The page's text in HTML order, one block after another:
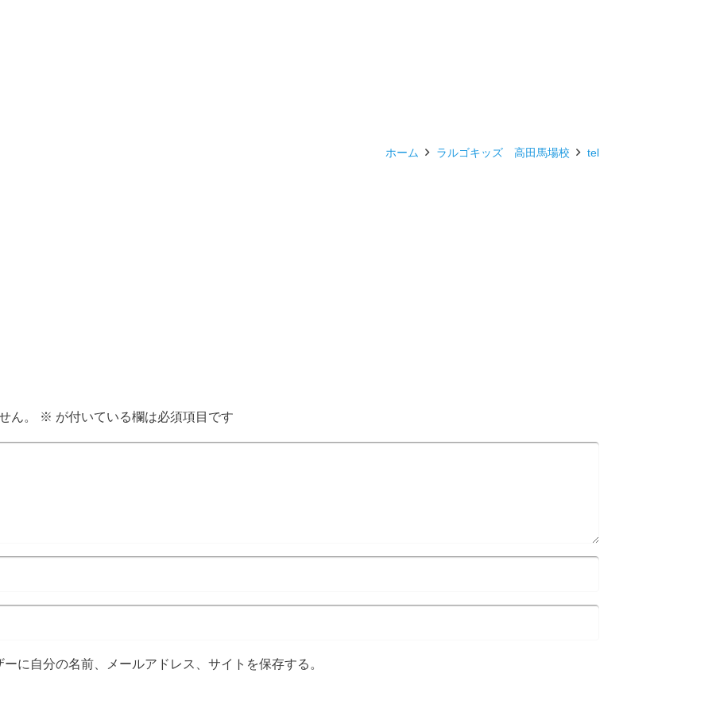
ホーム ラルゴキッズ 高田馬場校 tel
ん。 ※ が付いている欄は必須項目です
に自分の名前、メールアドレス、サイトを保存する。